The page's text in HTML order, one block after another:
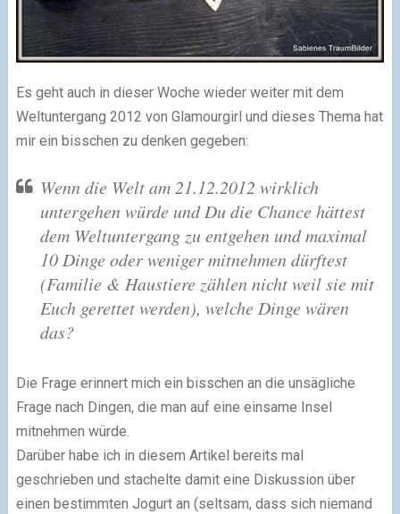
Es geht auch in dieser Woche wieder weiter mit dem
Weltuntergang 2012 von Glamourgirl und dieses Thema hat
mir ein bisschen zu denken gegeben:
Wenn die Welt am 21.12.2012 wirklich
untergehen würde und Du die Chance hättest
dem Weltuntergang zu entgehen und maximal
10 Dinge oder weniger mitnehmen dürftest
(Familie & Haustiere zählen nicht weil sie mit
Euch gerettet werden), welche Dinge wären
das?
Die Frage erinnert mich ein bisschen an die unsägliche
Frage nach Dingen, die man auf eine einsame Insel
mitnehmen würde.
Darüber habe ich in diesem Artikel bereits mal
geschrieben und stachelte damit eine Diskussion über
einen bestimmten Jogurt an (seltsam, dass sich niemand